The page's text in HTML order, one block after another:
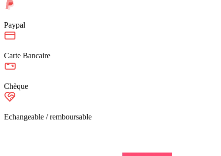
Paypal
Carte Bancaire
Chèque
Echangeable / remboursable